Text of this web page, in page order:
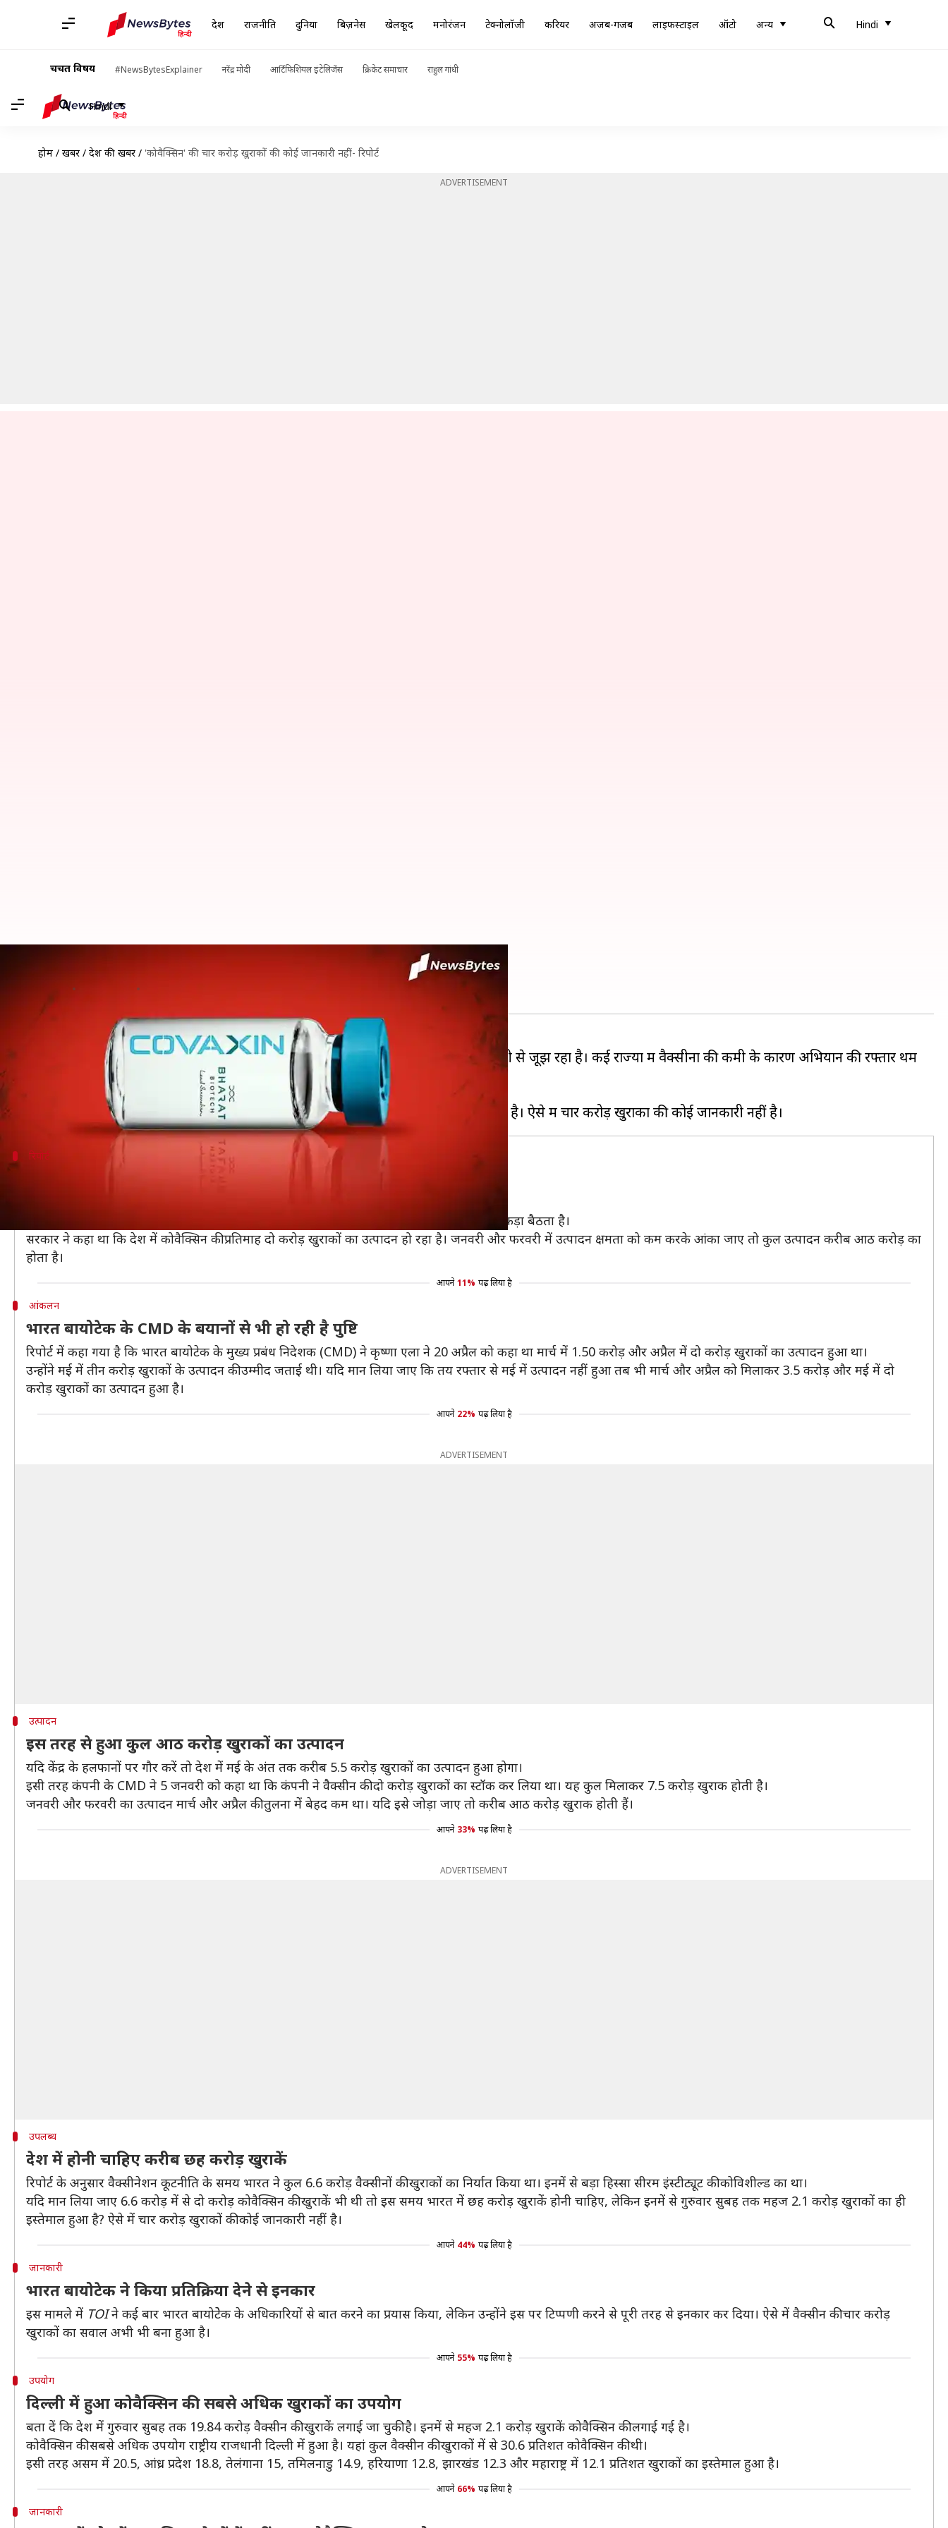
देश राजनीति दुनिया बिज़नेस खेलकूद मनोरंजन टेक्नोलॉजी करियर अजब-गजब लाइफस्टाइल ऑटो अन्य Hindi
चर्चित विषय #NewsBytesExplainer नरेंद्र मोदी आर्टिफिशियल इंटेलिजेंस क्रिकेट समाचार राहुल गांधी
Hindi
होम / खबरें / देश की खबरें / 'कोवैक्सिन' की चार करोड़ खुराकों की कोई जानकारी नहीं- रिपोर्ट
ADVERTISEMENT
'कोवैक्सिन' की चार करोड़ खुराकों की कोई जानकारी नहीं- रिपोर्ट
देश में कोरोना महामारी के खिलाफ चल रहा मेगा वैक्सीनेशन अभियान में इस समय वैक्सीनों की कमी से जूझ रहा है। कई राज्यों में वैक्सीनों की कमी के कारण अभियान की रफ्तार थम
इसी बीच भारत बायोटेक की कोवैक्सिन को लेकर एक चौंकाने वाली रिपोर्ट सामने आई है।
रिपोर्ट
देश में हुआ कोवैक्सिन की करीब आठ करोड़ खुराकों का उत्पादन
केंद्र सरकार द्वारा सुप्रीम कोर्ट और 24 मई को केरल हाई कोर्ट में पेश किए हलफाने के अनुसार भी यही आंकड़ा बैठता है।
सरकार ने कहा था कि देश में कोवैक्सिन की प्रतिमाह दो करोड़ खुराकों का उत्पादन हो रहा है। जनवरी और फरवरी में उत्पादन क्षमता को कम करके आंका जाए तो कुल उत्पादन करीब आठ करोड़ का
होता है।
आपने 11% पढ़ लिया है
आंकलन
भारत बायोटेक के CMD के बयानों से भी हो रही है पुष्टि
रिपोर्ट में कहा गया है कि भारत बायोटेक के मुख्य प्रबंध निदेशक (CMD) ने कृष्णा एला ने 20 अप्रैल को कहा था मार्च में 1.50 करोड़ और अप्रैल में दो करोड़ खुराकों का उत्पादन हुआ था।
उन्होंने मई में तीन करोड़ खुराकों के उत्पादन की उम्मीद जताई थी। यदि मान लिया जाए कि तय रफ्तार से मई में उत्पादन नहीं हुआ तब भी मार्च और अप्रैल को मिलाकर 3.5 करोड़ और मई में दो
करोड़ खुराकों का उत्पादन हुआ है।
आपने 22% पढ़ लिया है
ADVERTISEMENT
उत्पादन
इस तरह से हुआ कुल आठ करोड़ खुराकों का उत्पादन
यदि केंद्र के हलफानों पर गौर करें तो देश में मई के अंत तक करीब 5.5 करोड़ खुराकों का उत्पादन हुआ होगा।
इसी तरह कंपनी के CMD ने 5 जनवरी को कहा था कि कंपनी ने वैक्सीन की दो करोड़ खुराकों का स्टॉक कर लिया था। यह कुल मिलाकर 7.5 करोड़ खुराक होती है।
जनवरी और फरवरी का उत्पादन मार्च और अप्रैल की तुलना में बेहद कम था। यदि इसे जोड़ा जाए तो करीब आठ करोड़ खुराक होती हैं।
आपने 33% पढ़ लिया है
ADVERTISEMENT
उपलब्ध
देश में होनी चाहिए करीब छह करोड़ खुराकें
रिपोर्ट के अनुसार वैक्सीनेशन कूटनीति के समय भारत ने कुल 6.6 करोड़ वैक्सीनों की खुराकों का निर्यात किया था। इनमें से बड़ा हिस्सा सीरम इंस्टीट्यूट की कोविशील्ड का था।
यदि मान लिया जाए 6.6 करोड़ में से दो करोड़ कोवैक्सिन की खुराकें भी थी तो इस समय भारत में छह करोड़ खुराकें होनी चाहिए, लेकिन इनमें से गुरुवार सुबह तक महज 2.1 करोड़ खुराकों का ही
इस्तेमाल हुआ है? ऐसे में चार करोड़ खुराकों की कोई जानकारी नहीं है।
आपने 44% पढ़ लिया है
जानकारी
भारत बायोटेक ने किया प्रतिक्रिया देने से इनकार
इस मामले में TOIने कई बार भारत बायोटेेक के अधिकारियों से बात करने का प्रयास किया, लेकिन उन्होंने इस पर टिप्पणी करने से पूरी तरह से इनकार कर दिया। ऐसे में वैक्सीन की चार करोड़
खुराकों का सवाल अभी भी बना हुआ है।
आपने 55% पढ़ लिया है
उपयोग
दिल्ली में हुआ कोवैक्सिन की सबसे अधिक खुराकों का उपयोग
बता दें कि देश में गुरुवार सुबह तक 19.84 करोड़ वैक्सीन की खुराकें लगाई जा चुकी है। इनमें से महज 2.1 करोड़ खुराकें कोवैक्सिन की लगाई गई है।
कोवैक्सिन की सबसे अधिक उपयोग राष्ट्रीय राजधानी दिल्ली में हुआ है। यहां कुल वैक्सीन की खुराकों में से 30.6 प्रतिशत कोवैक्सिन की थी।
इसी तरह असम में 20.5, आंध्र प्रदेश 18.8, तेलंगाना 15, तमिलनाडु 14.9, हरियाणा 12.8, झारखंड 12.3 और महाराष्ट्र में 12.1 प्रतिशत खुराकों का इस्तेमाल हुआ है।
आपने 66% पढ़ लिया है
जानकारी